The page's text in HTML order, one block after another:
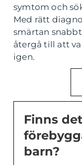
symtom och
Med rätt
smärtan
återgå till att
igen.
Finns
barn?